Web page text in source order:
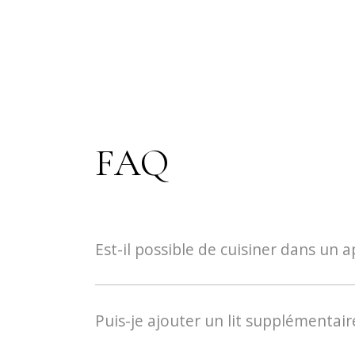
FAQ
Est-il possible de cuisiner dans un
induction, hotte, lave-vaisselle et matériel
Puis-je ajouter un lit